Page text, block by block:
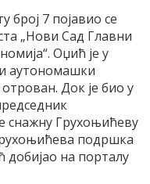
број 7 појавио се
„Нови Сад Главни
Оџић је у
аутономашки
Док је био у
снажну Грухоњићеву
подршка
добијао на порталу